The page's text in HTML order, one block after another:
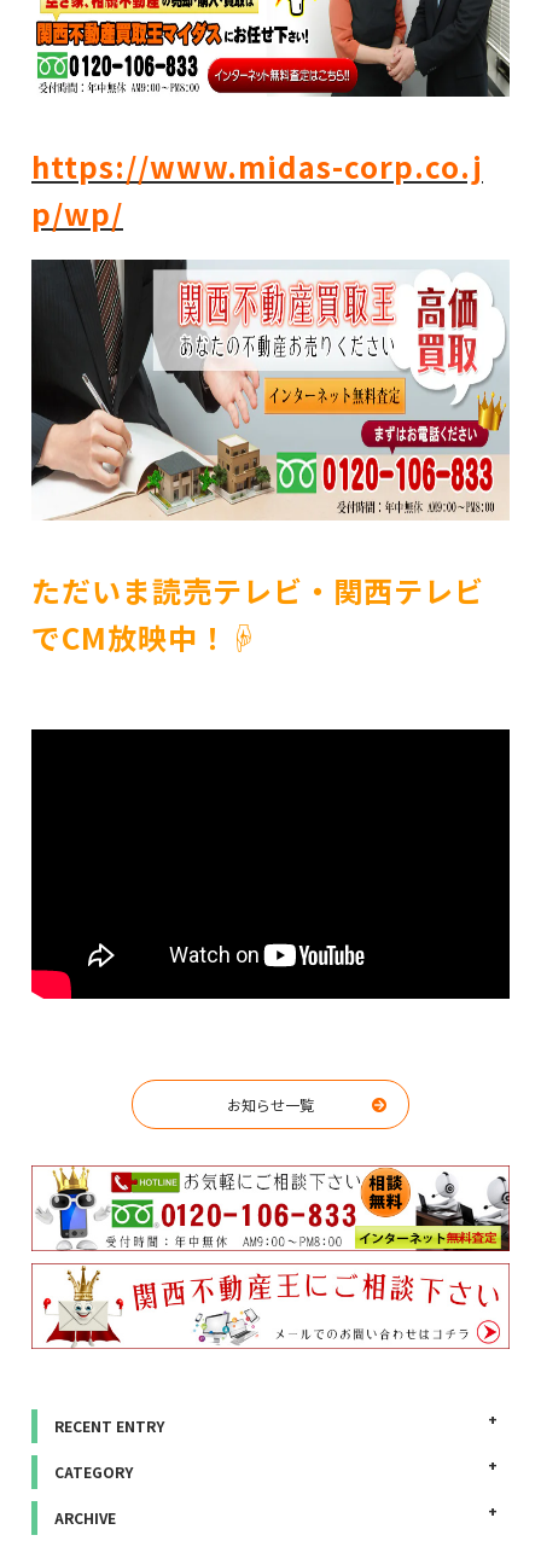
https://www.midas-corp.co.j
p/wp/
ただいま読売テレビ・関西テレビ
でCM放映中！☟
お知らせ一覧
RECENT ENTRY
CATEGORY
ARCHIVE